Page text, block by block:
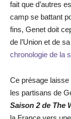
fait que d’autres
camp se battant
fins, Genet doit
de l’Union et de
chronologie de la
Ce présage
les partisans de
Saison 2 de The